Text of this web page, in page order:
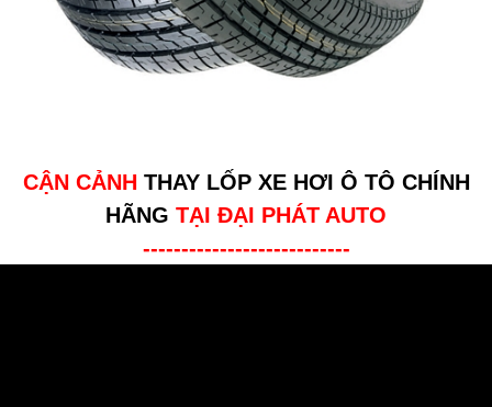
CẬN CẢNH THAY LỐP XE HƠI Ô TÔ CHÍNH
HÃNG TẠI ĐẠI PHÁT AUTO
---------------------------